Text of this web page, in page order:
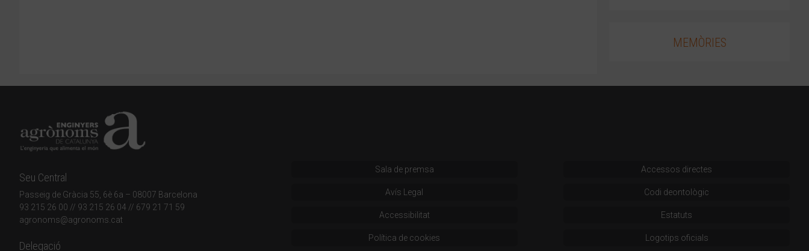
MEMÒRIES
Seu Central
Passeig de Gràcia 55, 6è 6a – 08007 Barcelona
93 215 26 00 // 93 215 26 04 // 679 21 71 59
agronoms@agronoms.cat
Delegació
Sala de premsa
Avís Legal
Accessibilitat
Política de cookies
Accessos directes
Codi deontològic
Estatuts
Logotips oficials